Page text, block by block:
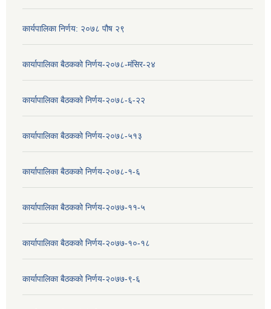
कार्यपालिका निर्णय: २०७८ पौष २९
कार्यापालिका बैठकको निर्णय-२०७८-मंसिर-२४
कार्यापालिका बैठकको निर्णय-२०७८-६-२२
कार्यापालिका बैठकको निर्णय-२०७८-५१३
कार्यापालिका बैठकको निर्णय-२०७८-१-६
कार्यापालिका बैठकको निर्णय-२०७७-११-५
कार्यापालिका बैठकको निर्णय-२०७७-१०-१८
कार्यापालिका बैठकको निर्णय-२०७७-९-६